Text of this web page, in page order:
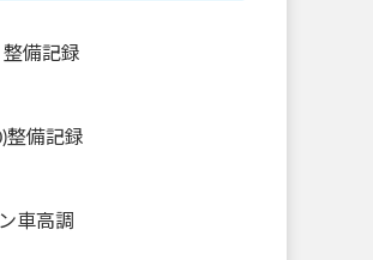
整備記録
整備記録
車高調